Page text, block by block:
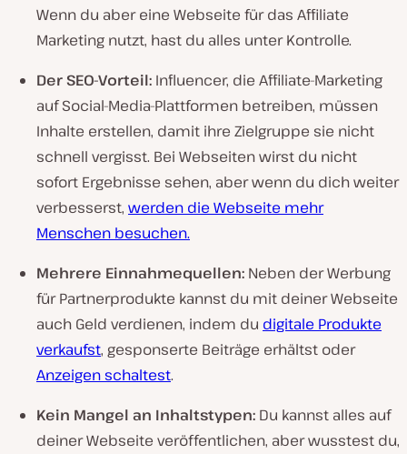
Wenn du aber eine Webseite für das Affiliate
Marketing nutzt, hast du alles unter Kontrolle.
Der SEO-Vorteil: Influencer, die Affiliate-Marketing
auf Social-Media-Plattformen betreiben, müssen
Inhalte erstellen, damit ihre Zielgruppe sie nicht
schnell vergisst. Bei Webseiten wirst du nicht
sofort Ergebnisse sehen, aber wenn du dich weiter
verbesserst, werden die Webseite mehr
Menschen besuchen.
Mehrere Einnahmequellen: Neben der Werbung
für Partnerprodukte kannst du mit deiner Webseite
auch Geld verdienen, indem du digitale Produkte
verkaufst, gesponserte Beiträge erhältst oder
Anzeigen schaltest.
Kein Mangel an Inhaltstypen: Du kannst alles auf
deiner Webseite veröffentlichen, aber wusstest du,